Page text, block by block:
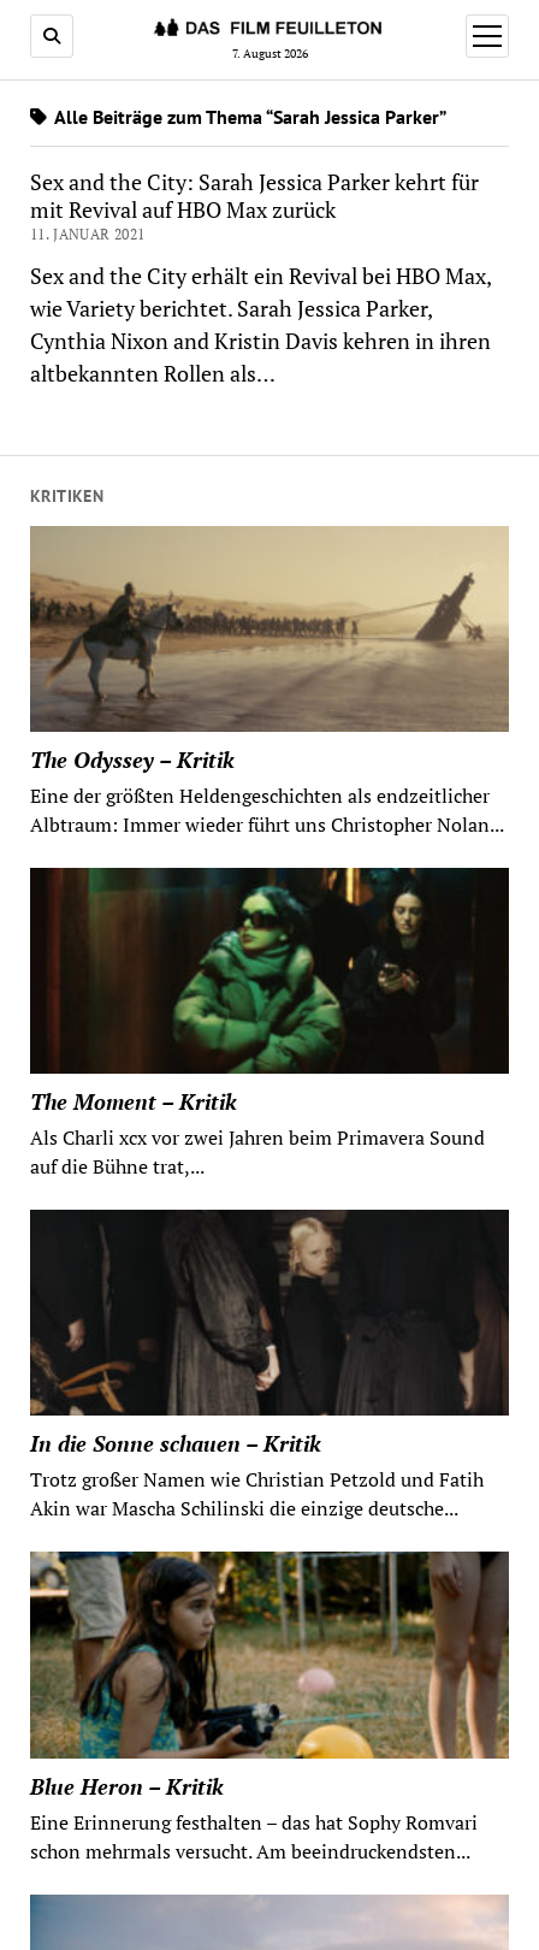
7. August 2026
Menü
öffnen
KRITIKEN
The Odyssey – Kritik
Eine der größten Heldengeschichten als endzeitlicher
Albtraum: Immer wieder führt uns Christopher Nolan...
The Moment – Kritik
Als Charli xcx vor zwei Jahren beim Primavera Sound
auf die Bühne trat,...
In die Sonne schauen – Kritik
Trotz großer Namen wie Christian Petzold und Fatih
Akin war Mascha Schilinski die einzige deutsche...
Blue Heron – Kritik
Eine Erinnerung festhalten – das hat Sophy Romvari
schon mehrmals versucht. Am beeindruckendsten...
Alle Beiträge zum Thema “Sarah Jessica Parker”
Sex and the City: Sarah Jessica Parker kehrt für
mit Revival auf HBO Max zurück
11. JANUAR 2021
Sex and the City erhält ein Revival bei HBO Max,
wie Variety berichtet. Sarah Jessica Parker,
Cynthia Nixon and Kristin Davis kehren in ihren
altbekannten Rollen als…